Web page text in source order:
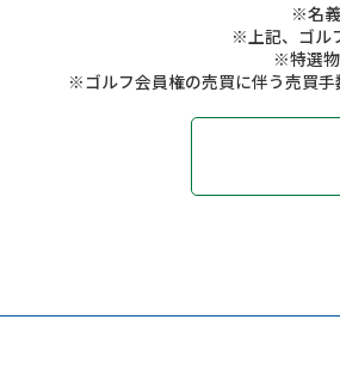
※名
※上記、ゴル
※特選物
※ゴルフ会員権の売買に伴う売買手